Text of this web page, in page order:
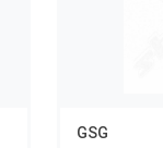
GSG